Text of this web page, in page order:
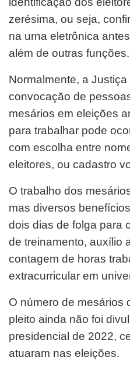
zerésima, ou seja,
na urna eletrônica
além de outras funções.
Normalmente, a
convocação de
mesários em eleições
para trabalhar pode
com escolha entre
eleitores, ou cadastro
O trabalho dos
mas diversos
dois dias de folga para
de treinamento, auxílio
contagem de horas
extracurricular em
O número de mesários
pleito ainda não foi
presidencial de 2022,
atuaram nas eleições.